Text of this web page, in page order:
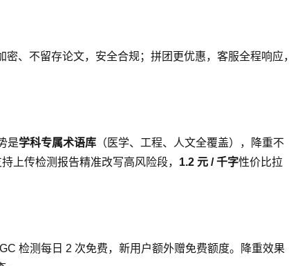
、不留存论文，安全合规；拼团更优惠，客服全程响应，
是学科专属术语库 （医学、工程、人文全覆盖），降重不
上传检测报告精准改写高风险段， 1.2 元 / 千字性价比拉
检测每日 2 次免费，新用户额外赠免费额度。降重效果